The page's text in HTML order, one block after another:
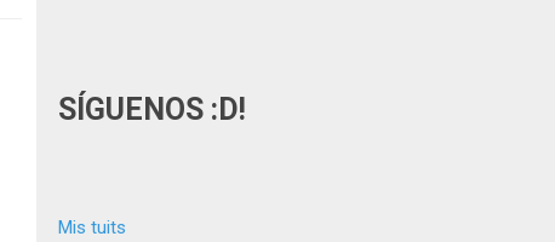
SÍGUENOS :D!
Mis tuits